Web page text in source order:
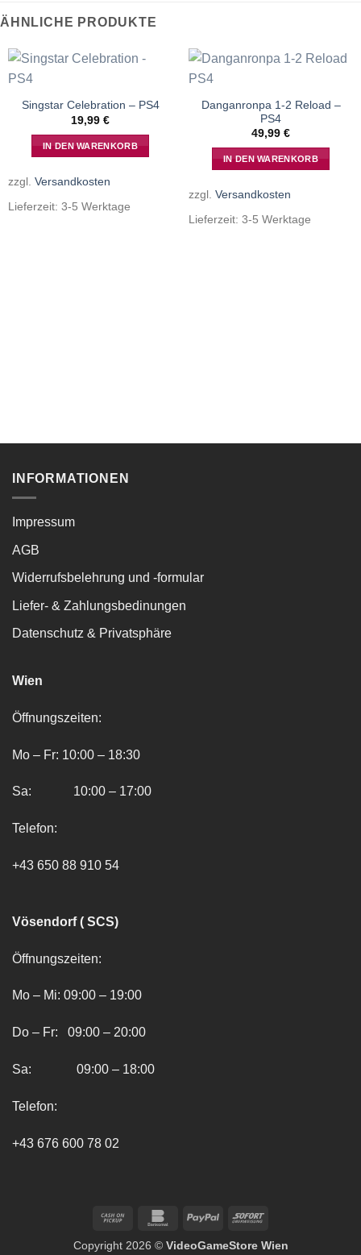
ÄHNLICHE PRODUKTE
Singstar Celebration – PS4
19,99 €
IN DEN WARENKORB
zzgl. Versandkosten
Lieferzeit: 3-5 Werktage
Danganronpa 1-2 Reload –
PS4
49,99 €
IN DEN WARENKORB
zzgl. Versandkosten
Lieferzeit: 3-5 Werktage
INFORMATIONEN
Impressum
AGB
Widerrufsbelehrung und -formular
Liefer- & Zahlungsbedinungen
Datenschutz & Privatsphäre
Wien
Öffnungszeiten:
Mo – Fr: 10:00 – 18:30
Sa: 10:00 – 17:00
Telefon:
+43 650 88 910 54
Vösendorf ( SCS)
Öffnungszeiten:
Mo – Mi: 09:00 – 19:00
Do – Fr: 09:00 – 20:00
Sa: 09:00 – 18:00
Telefon:
+43 676 600 78 02
Cash
BankomatPayPal Sofort
Copyright 2026 © VideoGameStore Wien